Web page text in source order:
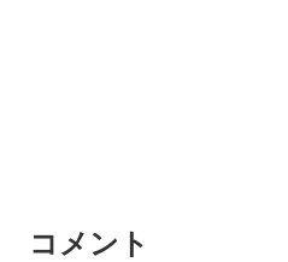
コメント